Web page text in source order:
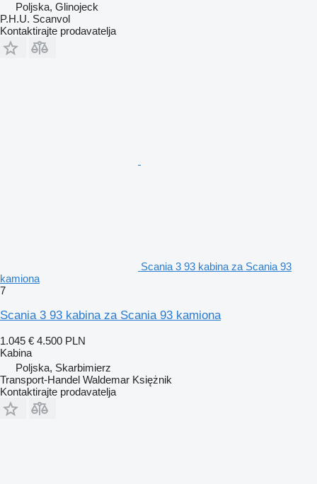
Poljska, Glinojeck
P.H.U. Scanvol
Kontaktirajte prodavatelja
Scania 3 93 kabina za Scania 93
kamiona
7
Scania 3 93 kabina za Scania 93 kamiona
1.045 € 4.500 PLN
Kabina
Poljska, Skarbimierz
Transport-Handel Waldemar Księżnik
Kontaktirajte prodavatelja